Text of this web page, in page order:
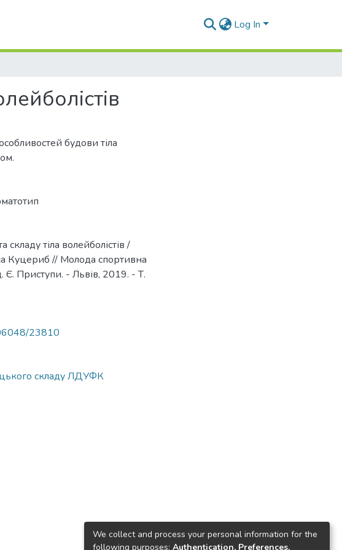
Log In
будови тіла
тіла волейболістів /
Куцериб // Молода спортивна
Є. Приступи. - Львів, 2019. - Т.
23810
складу ЛДУФК
We collect and process your personal information for the
following purposes: Authentication, Preferences,